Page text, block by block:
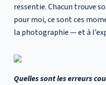
ressentie. Chacun trouve
pour moi, ce sont ces
la photographie — et à
Quelles sont les erreurs